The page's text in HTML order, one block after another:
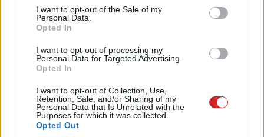
consent section.
I want to opt-out of the Sale of my
Personal Data.
Opted In
I want to opt-out of processing my
Personal Data for Targeted Advertising.
Opted In
I want to opt-out of Collection, Use,
Retention, Sale, and/or Sharing of my
Personal Data that Is Unrelated with the
Purposes for which it was collected.
Opted Out